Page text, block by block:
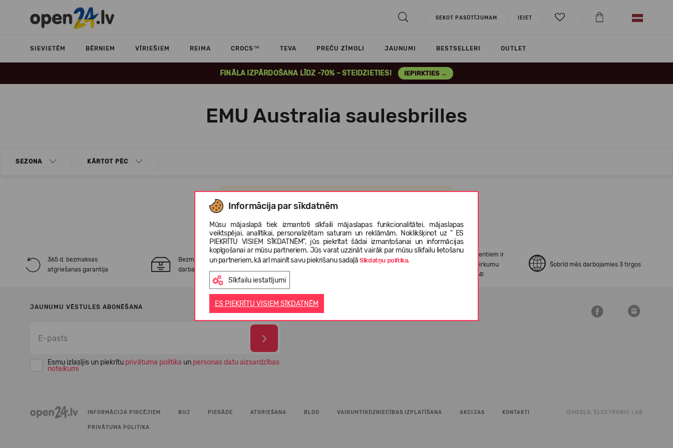
SEKOT PASŪTĪJUMAM IEIET
SIEVIETĒM BĒRNIEM VĪRIEŠIEM REIMA CROCS™ TEVA PREČU ZĪMOLI JAUNUMI BESTSELLERI OUTLET
FINĀLA IZPĀRDOŠANA LĪDZ -70% – STEIDZIETIES! IEPIRKTIES →
Informācija par sīkdatnēm
Mūsu mājaslapā tiek izmantoti sīkfaili mājaslapas funkcionalitātei, mājaslapas
veiktspējai, analītikai, personalizētam saturam un reklāmām. Noklikšķinot uz " ES
PIEKRĪTU VISIEM SĪKDATNĒM", jūs piekrītat šādai izmantošanai un informācijas
kopīgošanai ar mūsu partneriem. Jūs varat uzzināt vairāk par mūsu sīkfailu lietošanu
un partneriem, kā arī mainīt savu piekrišanu sadaļāSīkdatņu politika.
Sīkfailu iestatījumi
ES PIEKRĪTU VISIEM SĪKDATNĒM
EMU Australia saulesbrilles
SEZONA KĀRTOT PĒC
365 d. bezmaksas
atgriešanas garantija
Bezmaksas* piegāde 1-3
darba dienu laikā
Izvēlies savus apavus no vairāk
99% no mūsu klientiem ir
apmierināti ar pirkumu
veikšanu Open24!
Šobrīd mēs darbojamies 3 tirgos
JAUNUMU VĒSTULES ABONĒŠANA
Esmu izlasījis un piekrītu privātuma politika un personas datu aizsardzības
noteikumi
INFORMĀCIJA PIRCĒJIEM BUJ PIEGĀDE ATGRIEŠANA BLOG VAIRUMTIRDZNIECĪBAS IZPLATĪŠANA AKCIJAS KONTAKTI
PRIVĀTUMA POLITIKA
IEMESLS: ELECTRONIC LAB